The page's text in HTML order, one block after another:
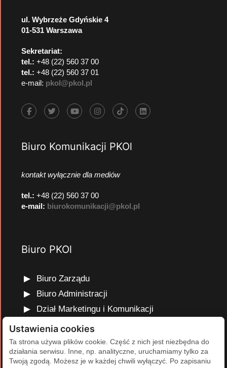
ul. Wybrzeże Gdyńskie 4
01-531 Warszawa
Sekretariat:
tel.: +48 (22) 560 37 00
tel.: +48 (22) 560 37 01
e-mail: pkol@pkol.pl
Biuro Komunikacji PKOl
kontakt wyłącznie dla mediów
tel.: +48 (22) 560 37 00
e-mail: biurokomunikacji@pkol.pl
Biuro PKOl
Biuro Zarządu
Biuro Administracji
Dział Marketingu i Komunikacji
Dział Edukacji Olimpijskiej
Dział Finansów i Kadr
Dział Projektów Olimpijskich
Ustawienia cookies
Ta strona używa plików cookie. Część z nich jest niezbędna do
działania serwisu. Inne, np. analityczne, uruchamiamy tylko za
Twoją zgodą. Możesz je w każdej chwili wyłączyć. Po zapisaniu